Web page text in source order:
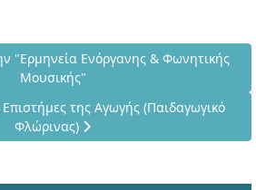
Μεταπτυχιακό στην "Ερμηνεία
"Ερμηνεία Ενόργανης & Φωνητικής
Μουσικής"
στις Επιστήμες της Αγωγής
της Αγωγής (Παιδαγωγικό
Φλώρινας)